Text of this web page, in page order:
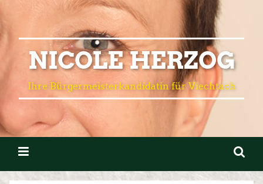
NICOLE HERZOG
Ihre Bürgermeisterkandidatin für Viechtach